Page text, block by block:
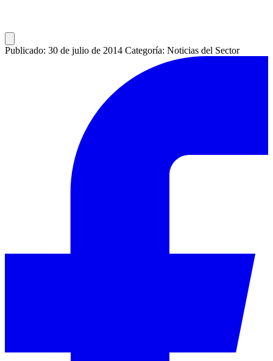
Publicado: 30 de julio de 2014 Categoría: Noticias del Sector